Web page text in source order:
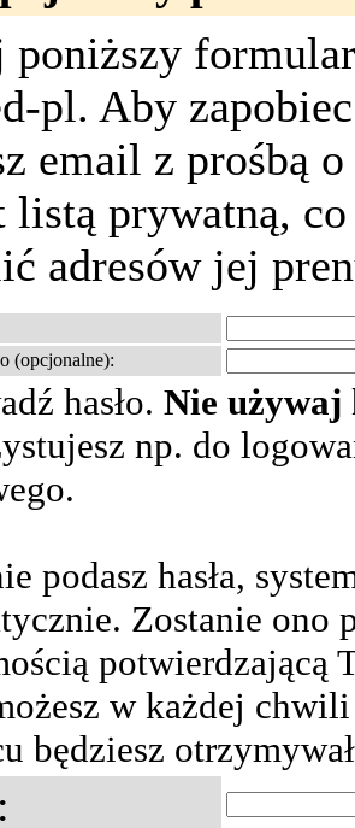
poniższy
pl. Aby
email z prośbą
listą prywatną,
adresów jej
(opcjonalne):
hasło. Nie używaj
np. do
podasz hasła,
Zostanie ono
potwierdzającą
w każdej
będziesz